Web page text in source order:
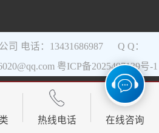
司 电话：13431686987 Q Q：
粤ICP备2025497139号-1
热线电话 在线咨询